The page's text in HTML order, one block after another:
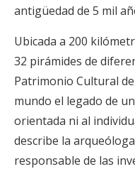
antigüedad de 5 mil
Ubicada a 200
32 pirámides de
Patrimonio Cultural
mundo el legado de
orientada ni al
describe la
responsable de las